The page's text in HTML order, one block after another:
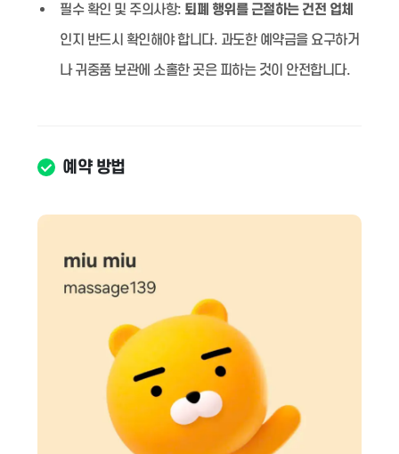
필수 확인 및 주의사항: 퇴폐 행위를 근절하는 건전 업체
인지 반드시 확인해야 합니다. 과도한 예약금을 요구하거
나 귀중품 보관에 소홀한 곳은 피하는 것이 안전합니다.
예약 방법